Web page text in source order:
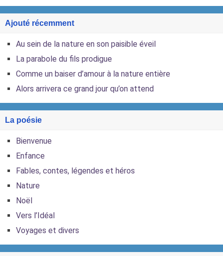
Ajouté récemment
Au sein de la nature en son paisible éveil
La parabole du fils prodigue
Comme un baiser d’amour à la nature entière
Alors arrivera ce grand jour qu’on attend
La poésie
Bienvenue
Enfance
Fables, contes, légendes et héros
Nature
Noël
Vers l’Idéal
Voyages et divers